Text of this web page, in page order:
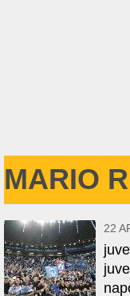
MARIO
22